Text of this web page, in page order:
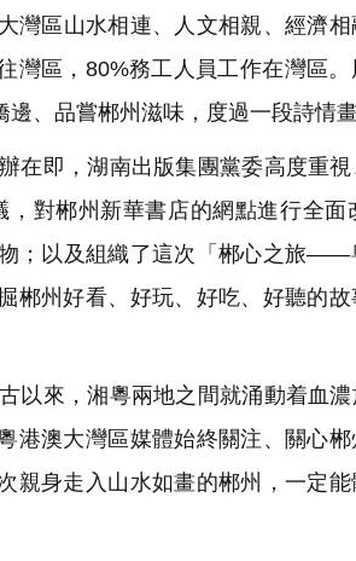
灣區山水相連、人文相親、經濟
灣區，80%務工人員工作在灣區
、品嘗郴州滋味，度過一段詩情畫
即，湖南出版集團黨委高度重
對郴州新華書店的網點進行全面
；以及組織了這次「郴心之旅
郴州好看、好玩、好吃、好聽的
來，湘粵兩地之間就涌動着血
港澳大灣區媒體始終關注、關心
親身走入山水如畫的郴州，一定